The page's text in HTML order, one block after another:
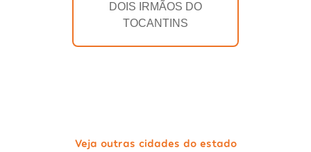
DOIS IRMÃOS DO
TOCANTINS
Veja outras cidades do estado